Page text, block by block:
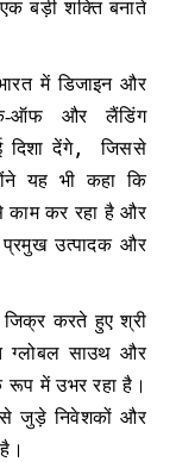
बड़ी शक्ति बनाते
में डिजाइन और
ऑफ और लैंडिंग
दिशा देंगे,जिससे
यह भी कहा कि
काम कर रहा है और
प्रमुख उत्पादक और
जिक्र करते हुए श्री
ग्लोबल साउथ और
रूप में उभर रहा है।
से जुड़े निवेशकों और